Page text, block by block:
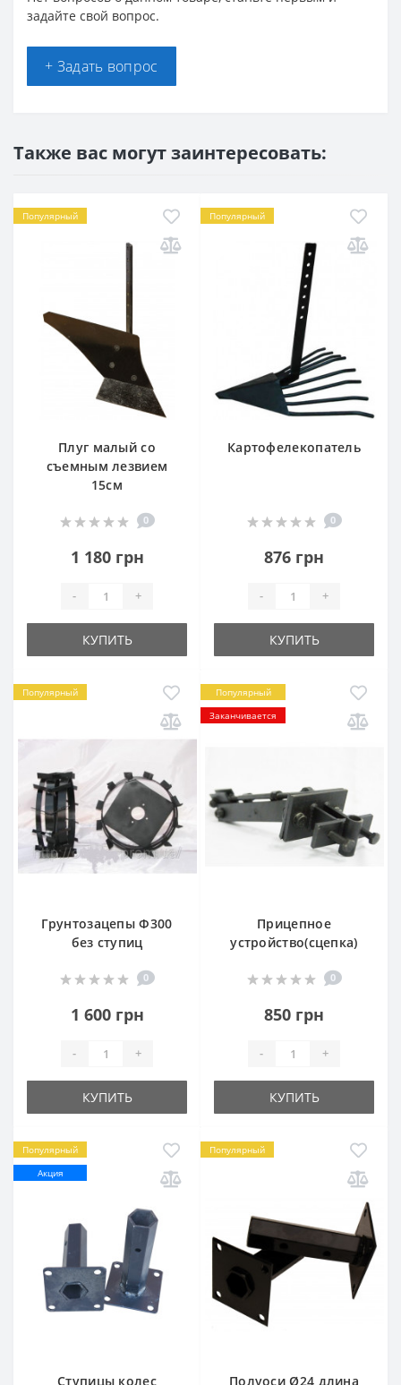
задайте свой вопрос.
+ Задать вопрос
Также вас могут заинтересовать:
Популярный
Плуг малый со
съемным лезвием
15см
0
1 180 грн
- +
КУПИТЬ
Популярный
Картофелекопатель
0
876 грн
- +
КУПИТЬ
Популярный
Грунтозацепы Ф300
без ступиц
0
1 600 грн
- +
КУПИТЬ
Популярный
Заканчивается
Прицепное
устройство(сцепка)
0
850 грн
- +
КУПИТЬ
Популярный
Акция
Ступицы колес
Популярный
Полуоси Ø24 длина